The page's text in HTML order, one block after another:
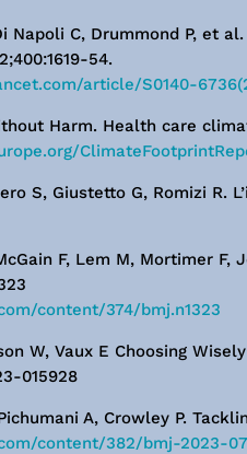
Napoli C, Drummond P, et
54.
article/S0140-
Harm. Health care
S, Giustetto G, Romizi
F, Lem M, Mortimer
content/374/bmj.n1323
W, Vaux E Choosing
015928
A, Crowley P.
content/382/bmj-2023-